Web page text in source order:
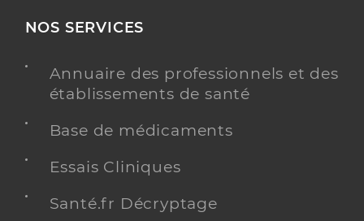
NOS SERVICES
Annuaire des professionnels et des
établissements de santé
Base de médicaments
Essais Cliniques
Santé.fr Décryptage